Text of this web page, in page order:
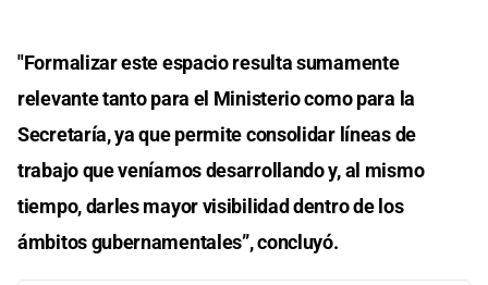
"Formalizar este espacio resulta sumamente
relevante tanto para el Ministerio como para la
Secretaría, ya que permite consolidar líneas de
trabajo que veníamos desarrollando y, al mismo
tiempo, darles mayor visibilidad dentro de los
ámbitos gubernamentales”, concluyó.